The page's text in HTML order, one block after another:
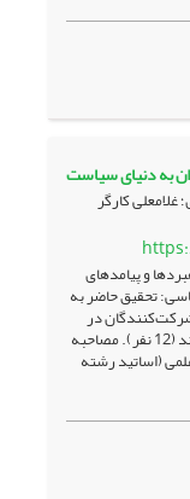
به دنیای سیاست
کارگر
و پیامدهای
تحقیق حاضر به
در
مصاحبه از طریق نمونه­‌گیری هدفمند انتخاب شدند (12 نفر). مصاحبه­‌
(اساتید رشته